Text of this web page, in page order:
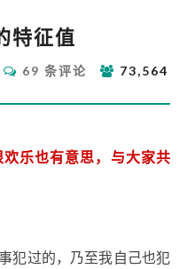
特征值
评
论
69 条评论
73,564
乐也有意思，与大家共
犯过的，乃至我自己也犯